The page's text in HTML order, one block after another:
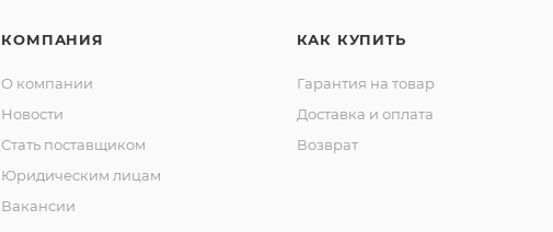
КОМПАНИЯ
О компании
Новости
Стать поставщиком
Юридическим лицам
Вакансии
КАК КУПИТЬ
Гарантия на товар
Доставка и оплата
Возврат